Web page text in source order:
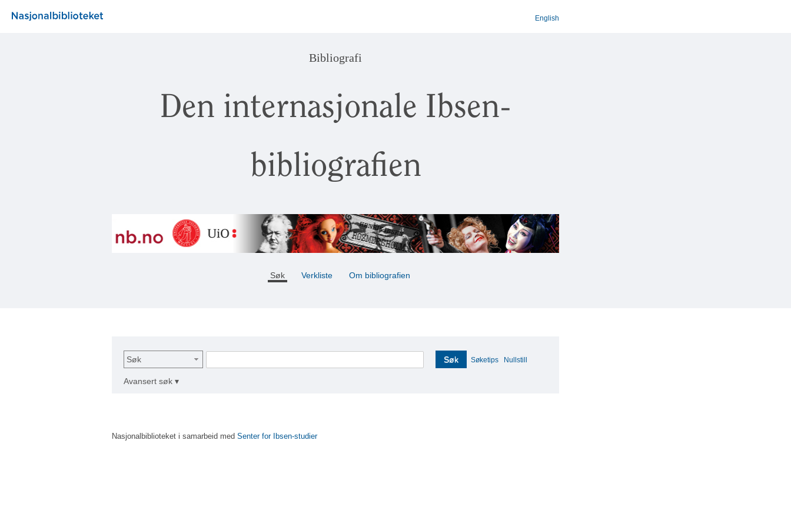
English
Bibliografi
Den internasjonale Ibsen-
bibliografien
Søk Verkliste Om bibliografien
Søk Søk Søketips Nullstill
Avansert søk ▾
Nasjonalbiblioteket i samarbeid med Senter for Ibsen-studier